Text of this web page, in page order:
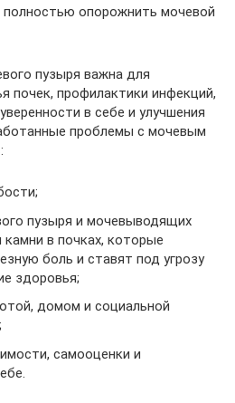
опорожнить мочевой
пузыря важна для
почек, профилактики инфекций,
в себе и улучшения
проблемы с мочевым
пузыря и мочевыводящих
в почках, которые
боль и ставят под угрозу
здоровья;
домом и социальной
самооценки и